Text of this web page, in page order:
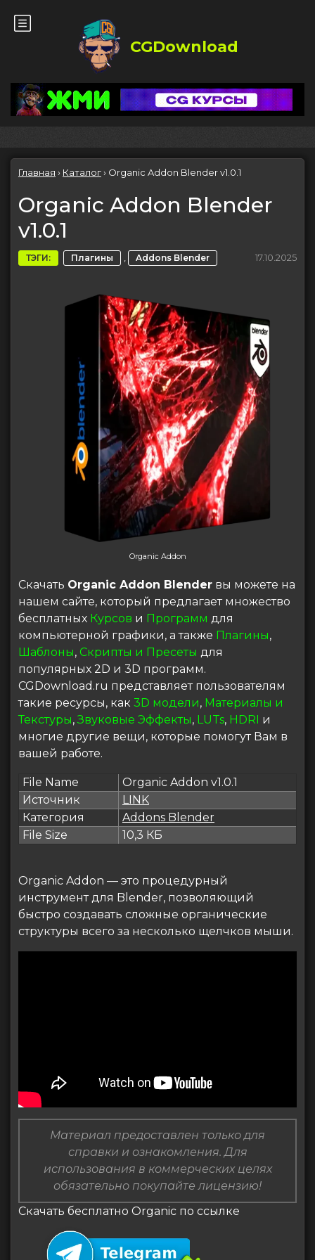
CGDownload
Главная › Каталог› Organic Addon Blender v1.0.1
Organic Addon Blender
v1.0.1
ТЭГИ: Плагины , Addons Blender 17.10.2025
Organic Addon
Скачать Organic Addon Blender вы можете на
нашем сайте, который предлагает множество
бесплатных Курсов и Программ для
компьютерной графики, а также Плагины,
Шаблоны, Скрипты и Пресеты для
популярных 2D и 3D программ.
CGDownload.ru представляет пользователям
такие ресурсы, как 3D модели, Материалы и
Текстуры,Звуковые Эффекты, LUTs, HDRI и
многие другие вещи, которые помогут Вам в
вашей работе.
File Name
Organic Addon v1.0.1
Источник
LINK
Категория
Addons Blender
File Size
10,3 КБ
Organic Addon — это процедурный
инструмент для Blender, позволяющий
быстро создавать сложные органические
структуры всего за несколько щелчков мыши.
Материал предоставлен только для
справки и ознакомления. Для
использования в коммерческих целях
обязательно покупайте лицензию!
Скачать бесплатно Organic по ссылке